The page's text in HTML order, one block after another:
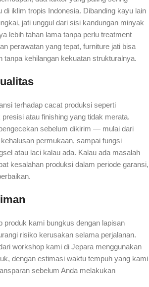
di iklim tropis Indonesia. Dibanding kayu lain
jati unggul dari sisi kandungan minyak
lebih tahan lama tanpa perlu treatment
perawatan yang tepat, furniture jati bisa
tanpa kehilangan kekuatan strukturalnya.
terhadap cacat produksi seperti
atau finishing yang tidak merata.
sebelum dikirim — mulai dari
permukaan, sampai fungsi
atau laci kalau ada. Kalau ada masalah
kesalahan produksi dalam periode garansi,
produk kami bungkus dengan lapisan
risiko kerusakan selama perjalanan.
workshop kami di Jepara menggunakan
dengan estimasi waktu tempuh yang kami
sebelum Anda melakukan